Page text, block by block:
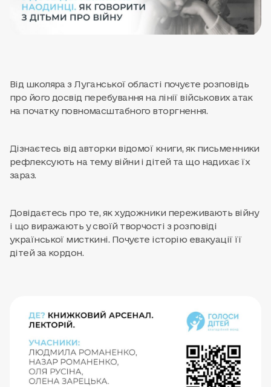
Від школяра з Луганської області почуєте розповідь
про його досвід перебування на лінії військових атак
на початку повномасштабного вторгнення.
Дізнаєтесь від авторки відомої книги, як письменники
рефлексують на тему війни і дітей та що надихає їх
зараз.
Довідаєтесь про те, як художники переживають війну
і що виражають у своїй творчості з розповіді
української мисткині. Почуєте історію евакуації її
дітей за кордон.